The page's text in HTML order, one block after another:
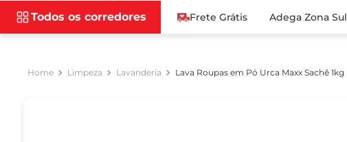
Todos os corredores Frete Grátis Adega Zona Sul
Limpeza Lavanderia Lava Roupas em Pó Urca Maxx Sachê 1kg